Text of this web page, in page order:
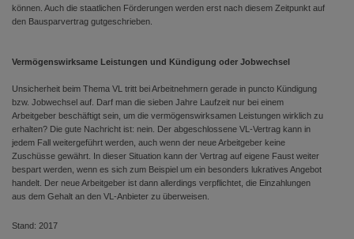
können. Auch die staatlichen Förderungen werden erst nach diesem Zeitpunkt auf
den Bausparvertrag gutgeschrieben.
Vermögenswirksame Leistungen und Kündigung oder Jobwechsel
Unsicherheit beim Thema VL tritt bei Arbeitnehmern gerade in puncto Kündigung
bzw. Jobwechsel auf. Darf man die sieben Jahre Laufzeit nur bei einem
Arbeitgeber beschäftigt sein, um die vermögenswirksamen Leistungen wirklich zu
erhalten? Die gute Nachricht ist: nein. Der abgeschlossene VL-Vertrag kann in
jedem Fall weitergeführt werden, auch wenn der neue Arbeitgeber keine
Zuschüsse gewährt. In dieser Situation kann der Vertrag auf eigene Faust weiter
bespart werden, wenn es sich zum Beispiel um ein besonders lukratives Angebot
handelt. Der neue Arbeitgeber ist dann allerdings verpflichtet, die Einzahlungen
aus dem Gehalt an den VL-Anbieter zu überweisen.
Stand: 2017